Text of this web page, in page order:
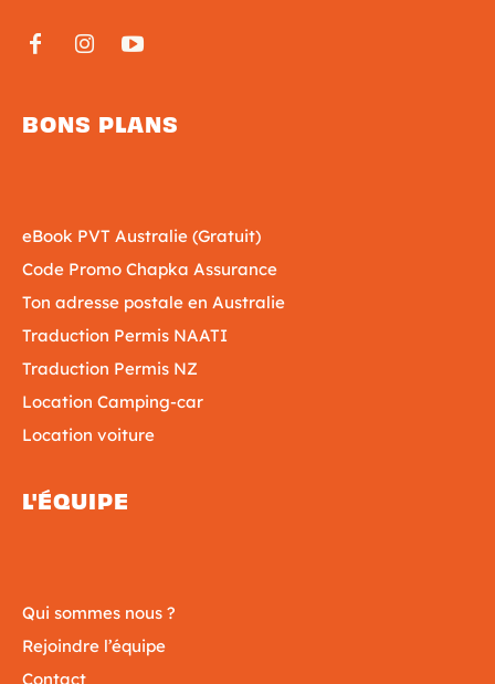
BONS PLANS
eBook PVT Australie (Gratuit)
Code Promo Chapka Assurance
Ton adresse postale en Australie
Traduction Permis NAATI
Traduction Permis NZ
Location Camping-car
Location voiture
L'ÉQUIPE
Qui sommes nous ?
Rejoindre l’équipe
Contact